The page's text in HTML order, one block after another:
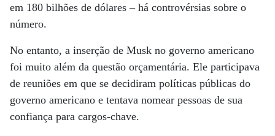
em 180 bilhões de dólares – há controvérsias sobre o
número.
No entanto, a inserção de Musk no governo americano
foi muito além da questão orçamentária. Ele participava
de reuniões em que se decidiram políticas públicas do
governo americano e tentava nomear pessoas de sua
confiança para cargos-chave.